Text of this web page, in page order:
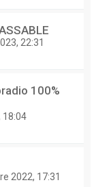
22:31
100%
18:04
2022, 17:31